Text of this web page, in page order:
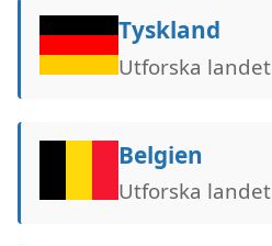
Tyskland
Utforska landet
Belgien
Utforska landet